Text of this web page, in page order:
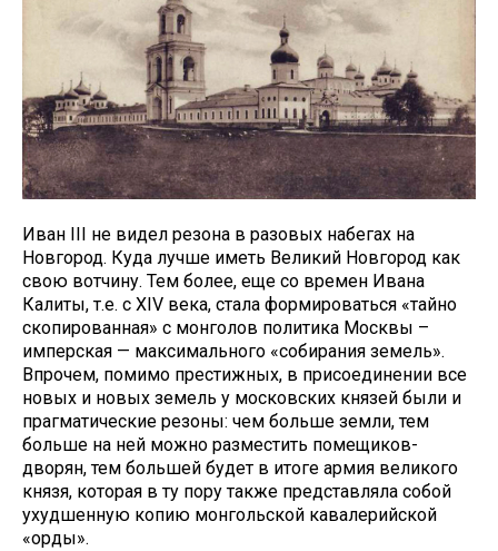
Иван III не видел резона в разовых набегах на
Новгород. Куда лучше иметь Великий Новгород как
свою вотчину. Тем более, еще со времен Ивана
Калиты, т.е. с XIV века, стала формироваться «тайно
скопированная» с монголов политика Москвы –
имперская — максимального «собирания земель».
Впрочем, помимо престижных, в присоединении все
новых и новых земель у московских князей были и
прагматические резоны: чем больше земли, тем
больше на ней можно разместить помещиков-
дворян, тем большей будет в итоге армия великого
князя, которая в ту пору также представляла собой
ухудшенную копию монгольской кавалерийской
«орды».